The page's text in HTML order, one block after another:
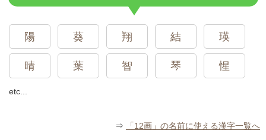
陽 葵 翔 結 瑛
晴 葉 智 琴 惺
etc...
⇒ 「12画」の名前に使える漢字一覧へ